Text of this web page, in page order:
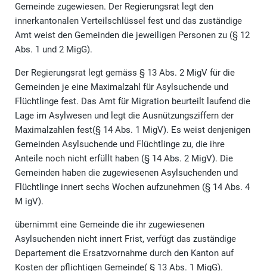
Gemeinde zugewiesen. Der Regierungsrat legt den
innerkantonalen Verteilschlüssel fest und das zuständige
Amt weist den Gemeinden die jeweiligen Personen zu (§ 12
Abs. 1 und 2 MigG).
Der Regierungsrat legt gemäss § 13 Abs. 2 MigV für die
Gemeinden je eine Maximalzahl für Asylsuchende und
Flüchtlinge fest. Das Amt für Migration beurteilt laufend die
Lage im Asylwesen und legt die Ausnützungsziffern der
Maximalzahlen fest(§ 14 Abs. 1 MigV). Es weist denjenigen
Gemeinden Asylsuchende und Flüchtlinge zu, die ihre
Anteile noch nicht erfüllt haben (§ 14 Abs. 2 MigV). Die
Gemeinden haben die zugewiesenen Asylsuchenden und
Flüchtlinge innert sechs Wochen aufzunehmen (§ 14 Abs. 4
M igV).
übernimmt eine Gemeinde die ihr zugewiesenen
Asylsuchenden nicht innert Frist, verfügt das zuständige
Departement die Ersatzvornahme durch den Kanton auf
Kosten der pflichtigen Gemeinde( § 13 Abs. 1 MigG).